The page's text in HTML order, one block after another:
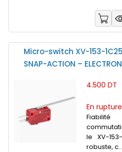
Micro-switch XV-153-
SNAP-ACTION –
4.500 DT
En
le XV-
robuste, c...